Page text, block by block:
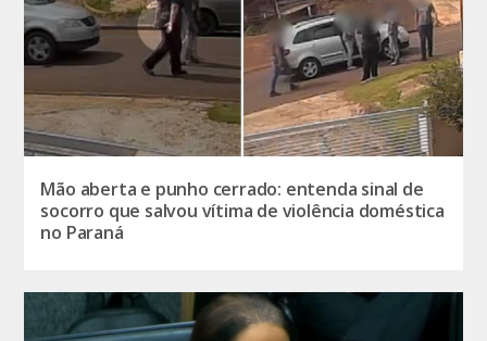
Mão aberta e punho cerrado: entenda sinal de
socorro que salvou vítima de violência doméstica
no Paraná